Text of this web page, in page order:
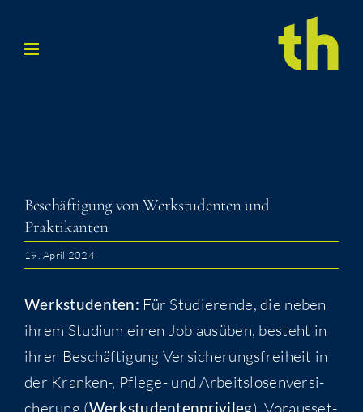
Inhalt
Beschäf­ti­gung von Werk­stu­den­ten und
Praktikanten
19. April 2024
Werk­stu­den­ten: Für Stu­die­ren­de, die neben
ihrem Stu­di­um einen Job aus­üben, besteht in
ihrer Beschäf­ti­gung Ver­si­che­rungs­frei­heit in
der Kran­ken-, Pfle­ge- und Arbeits­lo­sen­ver­si­
che­rung (Werk­stu­den­ten­pri­vi­leg). Vor­aus­set­